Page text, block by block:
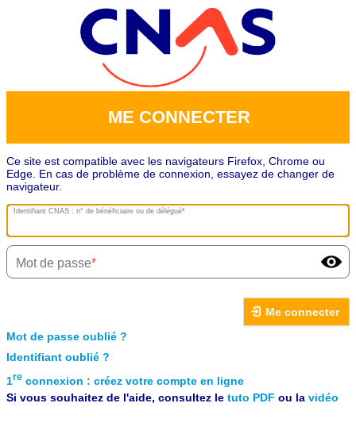
ME CONNECTER
Ce site est compatible avec les navigateurs Firefox, Chrome ou
Edge. En cas de problème de connexion, essayez de changer de
navigateur.
Identifiant CNAS : n° de bénéficiaire ou de délégué
Mot de passe
Me connecter
Mot de passe oublié ?
Identifiant oublié ?
1re connexion : créez votre compte en ligne
Si vous souhaitez de l'aide, consultez le tuto PDF ou la vidéo